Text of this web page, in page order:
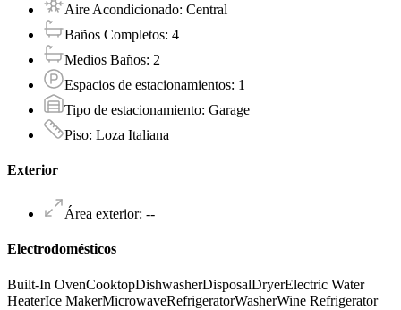
Aire Acondicionado: Central
Baños Completos: 4
Medios Baños: 2
Espacios de estacionamientos: 1
Tipo de estacionamiento: Garage
Piso: Loza Italiana
Exterior
Área exterior: --
Electrodomésticos
Built-In OvenCooktopDishwasherDisposalDryerElectric Water
HeaterIce MakerMicrowaveRefrigeratorWasherWine Refrigerator